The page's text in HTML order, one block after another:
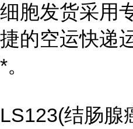
细胞发货采用
捷的空运快递
*。
LS123(结肠腺